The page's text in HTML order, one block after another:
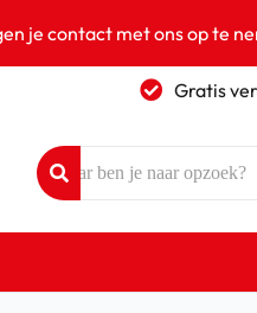
je contact met ons op te
Gratis